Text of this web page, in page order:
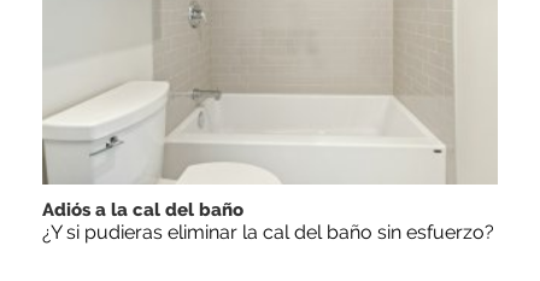
Adiós a la cal del baño
¿Y si pudieras eliminar la cal del baño sin esfuerzo?